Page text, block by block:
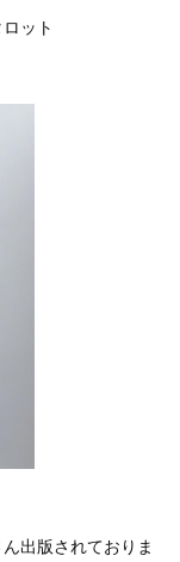
ット
出版されておりま